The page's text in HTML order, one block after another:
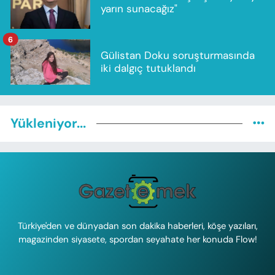
yarın sunacağız"
Gülistan Doku soruşturmasında
iki dalgıç tutuklandı
6
Yükleniyor...
Türkiye'den ve dünyadan son dakika haberleri, köşe yazıları,
magazinden siyasete, spordan seyahate her konuda Flow!